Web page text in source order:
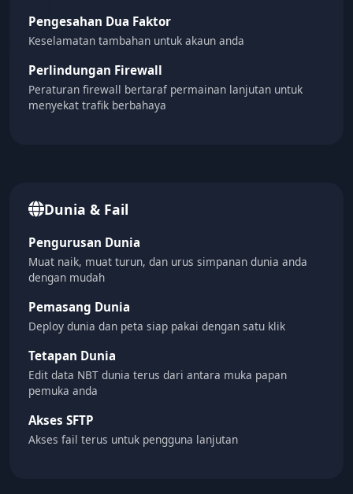
Pengesahan Dua Faktor
Keselamatan tambahan untuk akaun anda
Perlindungan Firewall
Peraturan firewall bertaraf permainan lanjutan untuk
menyekat trafik berbahaya
Dunia & Fail
Pengurusan Dunia
Muat naik, muat turun, dan urus simpanan dunia anda
dengan mudah
Pemasang Dunia
Deploy dunia dan peta siap pakai dengan satu klik
Tetapan Dunia
Edit data NBT dunia terus dari antara muka papan
pemuka anda
Akses SFTP
Akses fail terus untuk pengguna lanjutan